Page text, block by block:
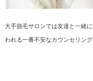
大手脱毛サロンでは友達と一緒
われる一番不安なカウンセリン